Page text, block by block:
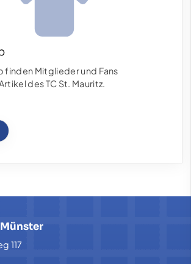
finden Mitglieder und Fans
des TC St. Mauritz.
117